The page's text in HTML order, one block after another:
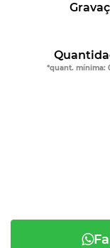
*quant. mínima: